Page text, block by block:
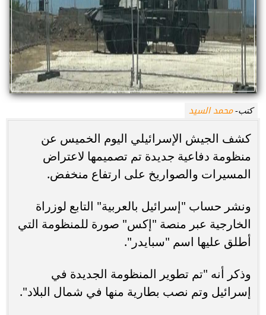
كتب-محمد السيد
كشف الجيش الإسرائيلي اليوم الخميس عن
منظومة دفاعية جديدة تم تصميمها لاعتراض
المسيرات والصواريخ على ارتفاع منخفض.
ونشر حساب "إسرائيل بالعربية" التابع لوزراة
الخارجية عبر منصة "إكس" صورة للمنظومة التي
أطلق عليها اسم "سبايدر".
وذكر أنه "تم تطوير المنظومة الجديدة في
إسرائيل وتم نصب بطارية منها في شمال البلاد".